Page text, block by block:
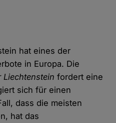
hat eines der
in Europa. Die
fordert eine
sich für einen
dass die meisten
hat das